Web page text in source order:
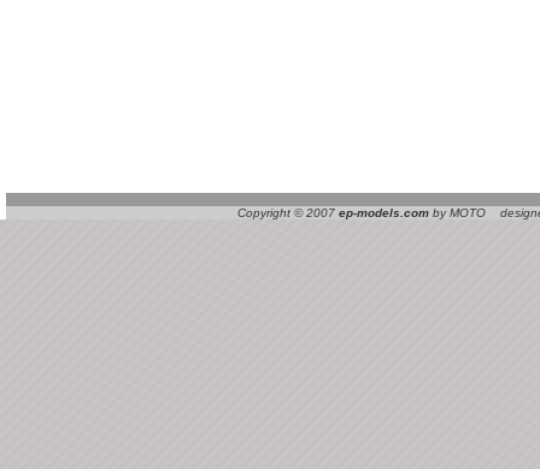
Copyright © 2007 ep-models.com by MOTO